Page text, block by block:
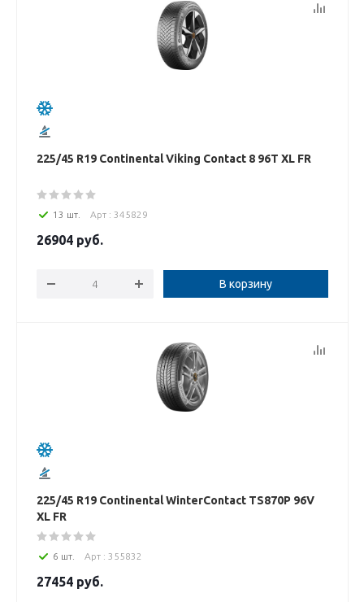
225/45 R19 Continental Viking Contact 8 96T XL FR
13 шт. Арт : 345829
26904 руб.
В корзину
225/45 R19 Continental WinterContact TS870P 96V
XL FR
6 шт. Арт : 355832
27454 руб.